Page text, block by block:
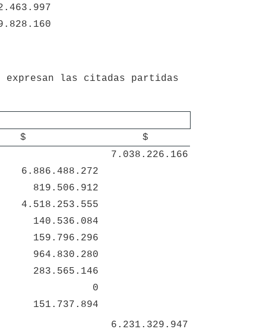
$
$
7.038.226.166
6.886.488.272
819.506.912
4.518.253.555
140.536.084
159.796.296
964.830.280
283.565.146
0
151.737.894
6.231.329.947